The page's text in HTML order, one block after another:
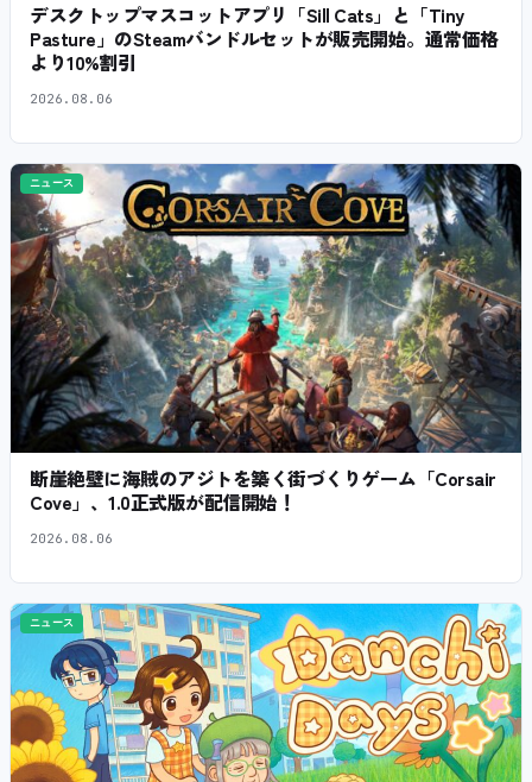
デスクトップマスコットアプリ「Sill Cats」と「Tiny
Pasture」のSteamバンドルセットが販売開始。通常価格
より10%割引
2026.08.06
ニュース
断崖絶壁に海賊のアジトを築く街づくりゲーム「Corsair
Cove」、1.0正式版が配信開始！
2026.08.06
ニュース